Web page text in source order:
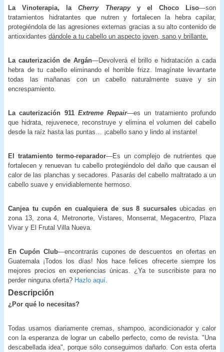
La Vinoterapia, laCherry Therapyy el Choco Liso—son
tratamientos hidratantes que
nutren y fortalecen la hebra capilar,
protegiéndola de las agresiones externas gracias a su alto contenido de
antioxidantes dándole a tu cabello un aspecto joven, sano y brillante.
La cauterización de Argán—Devolverá el brillo e hidratación a cada
hebra de tu cabello eliminando el horrible frizz. Imagínate levantarte
todas las mañanas con un cabello naturalmente suave y sin
encrespamiento.
La cauterización 911 Extreme Repair—es un tratamiento profundo
que hidrata, rejuvenece, reconstruye y elimina el volumen del cabello
desde la raíz hasta las puntas… ¡cabello sano y lindo al instante!
El tratamiento termo-reparador—Es un complejo de nutrientes que
fortalecen y renuevan tu cabello protegiéndolo del daño que causan el
calor de las planchas y secadores. Pasarás del cabello maltratado a un
cabello suave y envidiablemente hermoso.
Canjea tu cupón en cualquiera de sus 8 sucursalesubicadas en
zona 13, zona 4, Metronorte, Vistares, Monserrat, Megacentro, Plaza
Vivar y El Frutal Villa Nueva.
En Cupón Club—encontrarás cupones de descuentos en ofertas en
Guatemala ¡Todos los días! Nos hace felices ofrecerte siempre los
mejores precios en experiencias únicas. ¿Ya te suscribiste para no
perder ninguna oferta? Hazlo aquí
Descripción
¿Por qué lo necesitas?
Todas usamos diariamente cremas, shampoo, acondicionador y calor
con la esperanza de lograr un cabello perfecto, como de revista. "Una
descabellada idea", porque sólo conseguimos dañarlo. Con esta oferta